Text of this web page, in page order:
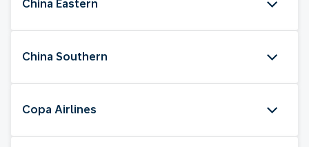
China Eastern
China Southern
Copa Airlines